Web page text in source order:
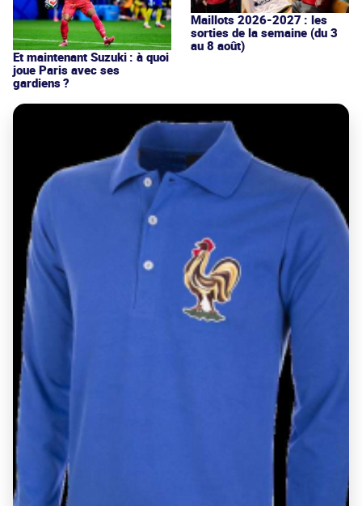
Et maintenant Suzuki : à quoi
joue Paris avec ses
gardiens ?
Maillots 2026-2027 : les
sorties de la semaine (du 3
au 8 août)